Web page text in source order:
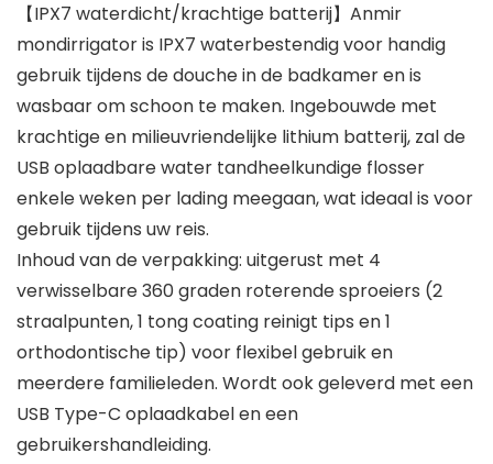
【IPX7 waterdicht/krachtige batterij】Anmir
mondirrigator is IPX7 waterbestendig voor handig
gebruik tijdens de douche in de badkamer en is
wasbaar om schoon te maken. Ingebouwde met
krachtige en milieuvriendelijke lithium batterij, zal de
USB oplaadbare water tandheelkundige flosser
enkele weken per lading meegaan, wat ideaal is voor
gebruik tijdens uw reis.
Inhoud van de verpakking: uitgerust met 4
verwisselbare 360 graden roterende sproeiers (2
straalpunten, 1 tong coating reinigt tips en 1
orthodontische tip) voor flexibel gebruik en
meerdere familieleden. Wordt ook geleverd met een
USB Type-C oplaadkabel en een
gebruikershandleiding.